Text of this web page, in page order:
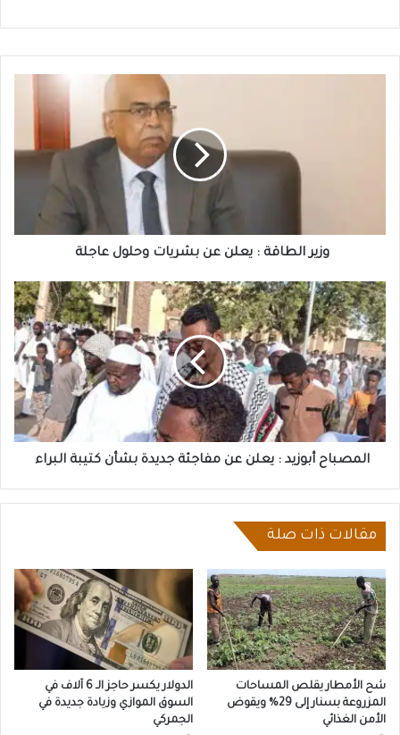
وزير الطاقة : يعلن عن بشريات وحلول عاجلة
المصباح
أبوزيد
:
يعلن
عن
مفاجئة
جديدة
بشأن
كتيبة
البراءالمصباح أبوزيد : يعلن عن مفاجئة جديدة بشأن كتيبة البراء
مقالات ذات صلة
شح الأمطار يقلص المساحات
المزروعة بسنار إلى 29% ويقوض
الأمن الغذائي
الدولار يكسر حاجز الـ 6 آلاف في
السوق الموازي وزيادة جديدة في
الجمركي